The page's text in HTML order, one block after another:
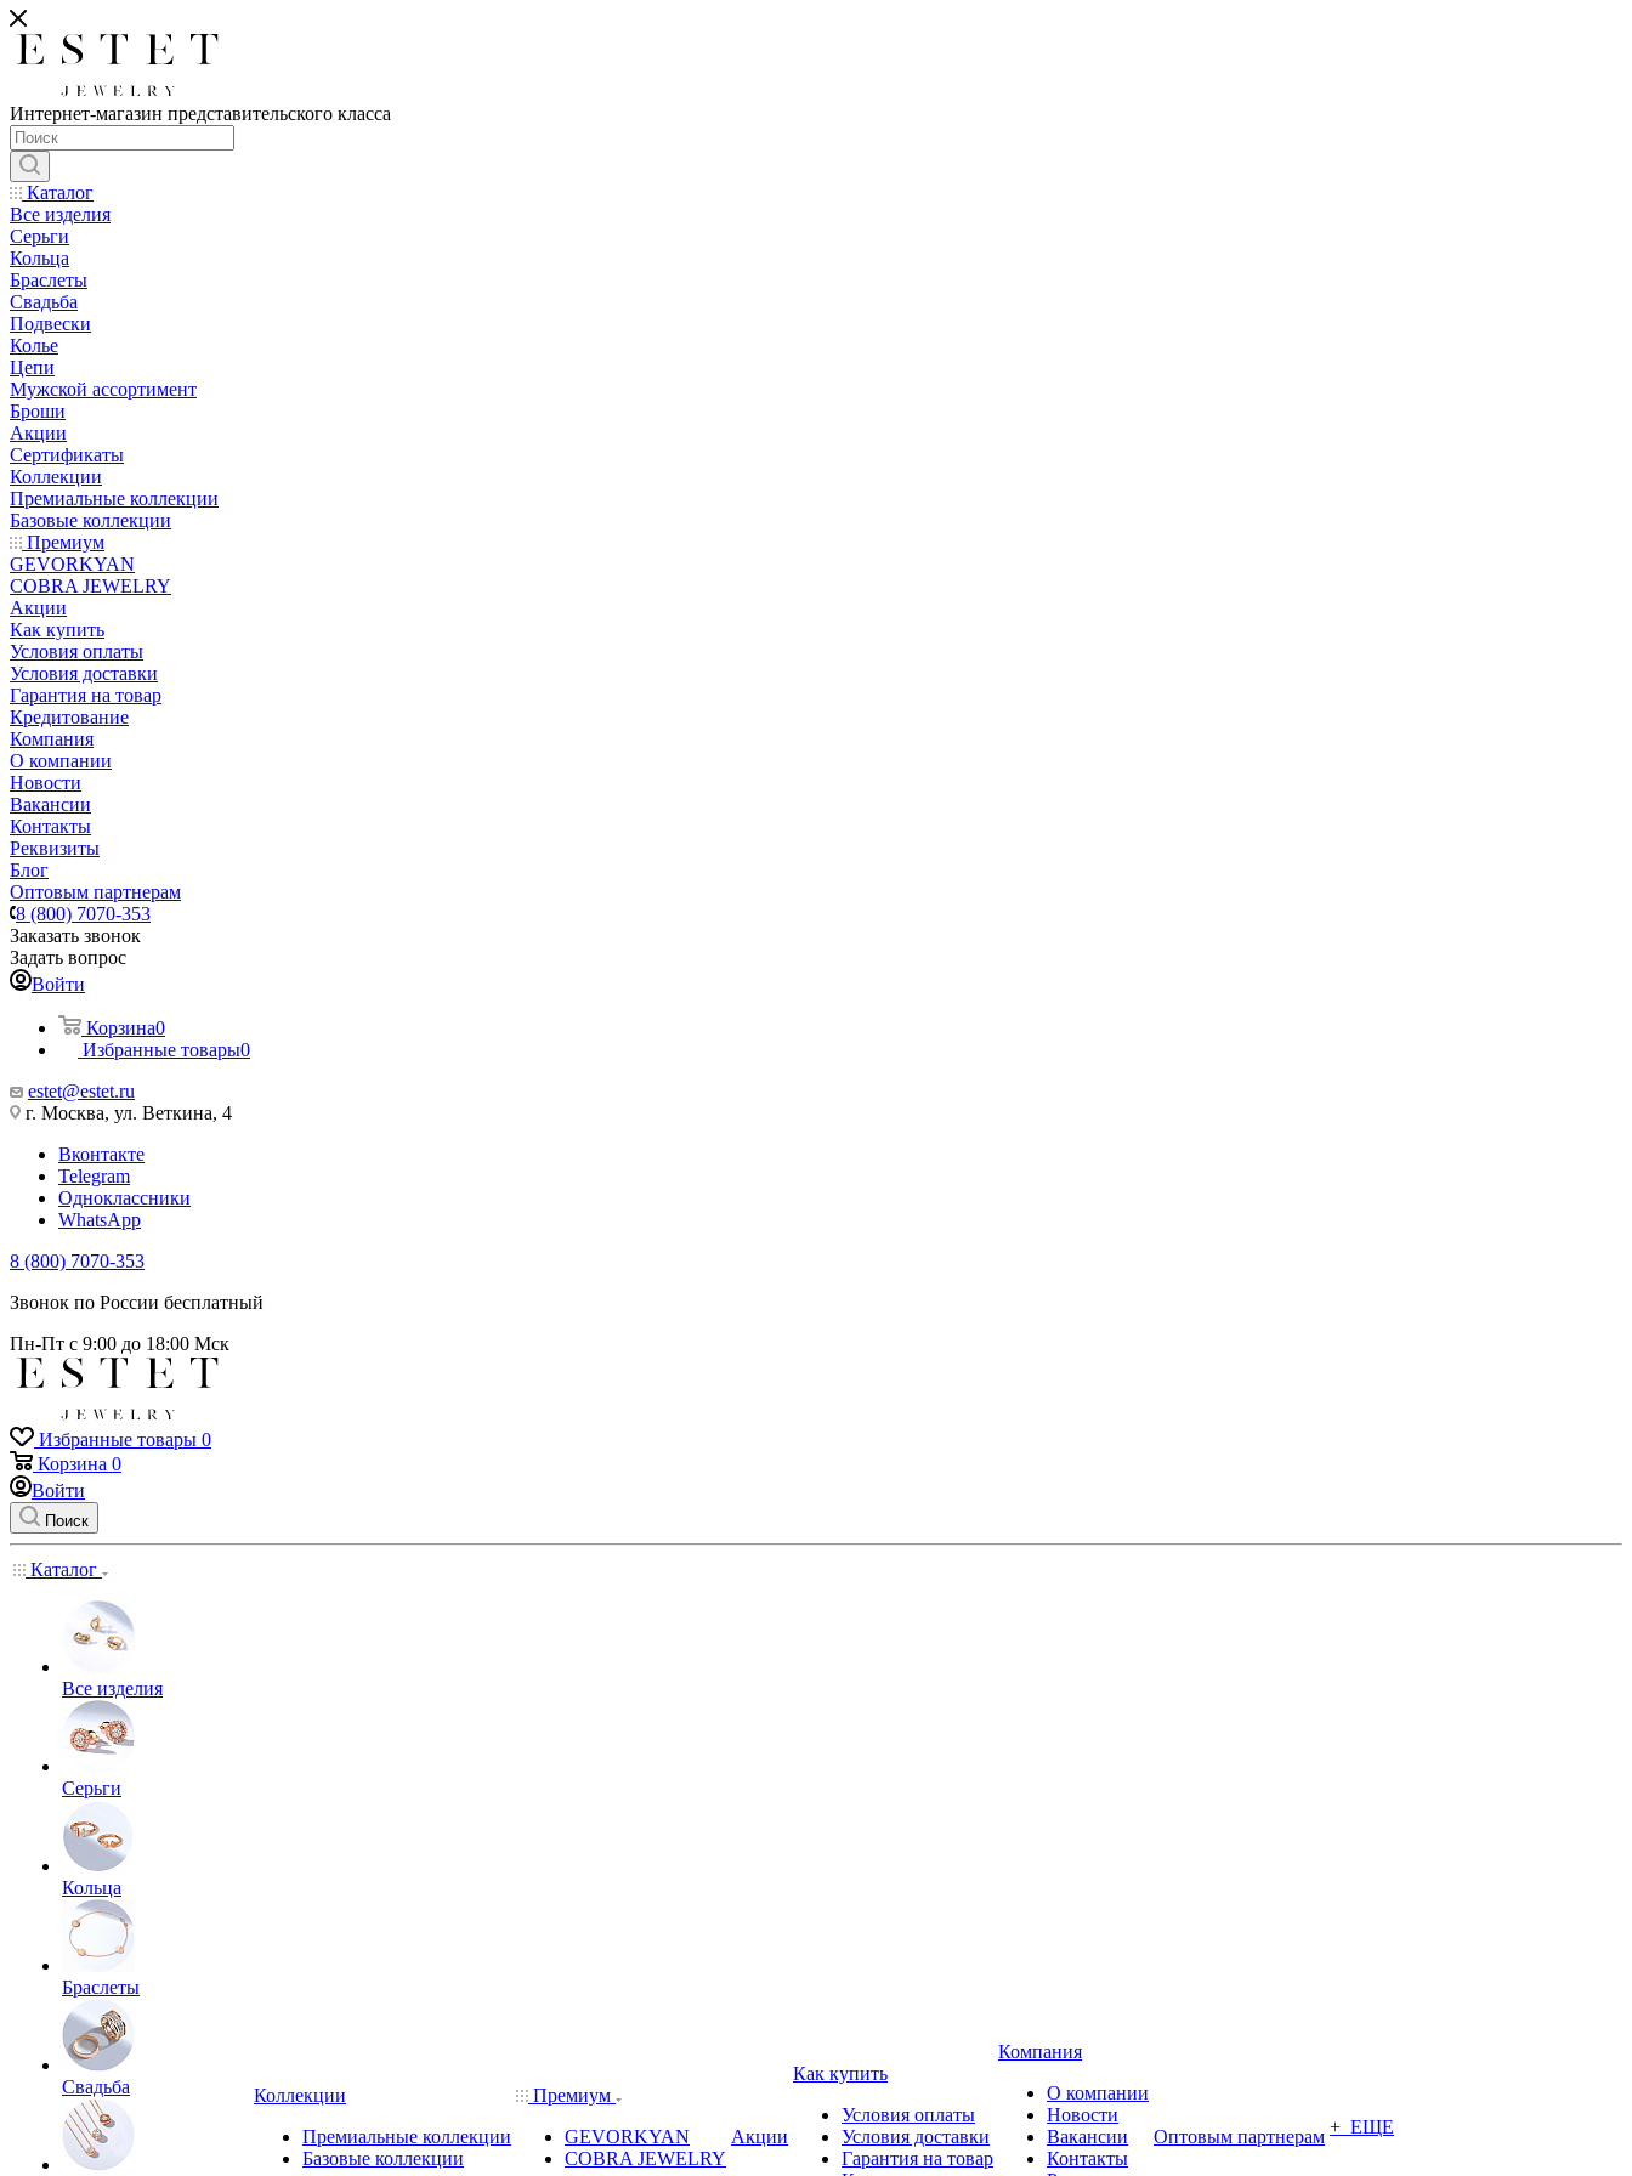
Интернет-магазин представительского класса
Каталог
Все изделия
Серьги
Кольца
Браслеты
Свадьба
Подвески
Колье
Цепи
Мужской ассортимент
Броши
Акции
Сертификаты
Коллекции
Премиальные коллекции
Базовые коллекции
Премиум
GEVORKYAN
COBRA JEWELRY
Акции
Как купить
Условия оплаты
Условия доставки
Гарантия на товар
Кредитование
Компания
О компании
Новости
Вакансии
Контакты
Реквизиты
Блог
Оптовым партнерам
8 (800) 7070-353
Заказать звонок
Задать вопрос
Войти
Корзина0
Избранные товары0
estet@estet.ru
г. Москва, ул. Веткина, 4
Вконтакте
Telegram
Одноклассники
WhatsApp
8 (800) 7070-353
Звонок по России бесплатный
Пн-Пт с 9:00 до 18:00 Мск
Избранные товары 0
Корзина 0
Войти
Поиск
Каталог
Все изделия
Серьги
Кольца
Браслеты
Свадьба
Коллекции
Премиальные коллекции
Базовые коллекции
Премиум
GEVORKYAN
COBRA JEWELRY
Акции
Как купить
Условия оплаты
Условия доставки
Гарантия на товар
Компания
О компании
Новости
Вакансии
Контакты
Оптовым партнерам + ЕЩЕ